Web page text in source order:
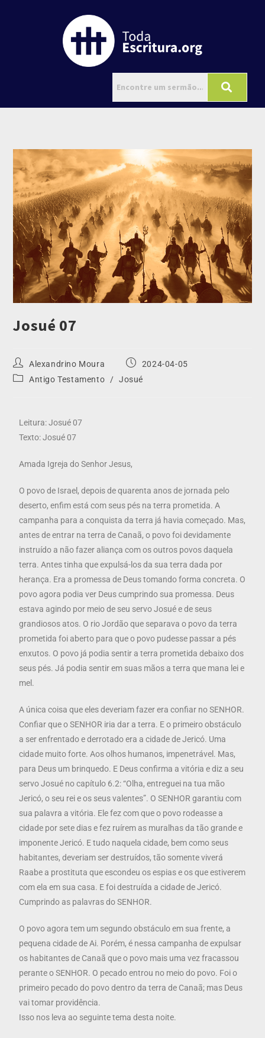
Josué 07
Alexandrino Moura
2024-04-05
Antigo Testamento
/ Josué
Leitura: Josué 07
Texto: Josué 07
Amada Igreja do Senhor Jesus,
O povo de Israel, depois de quarenta anos de jornada pelo
deserto, enfim está com seus pés na terra prometida. A
campanha para a conquista da terra já havia começado. Mas,
antes de entrar na terra de Canaã, o povo foi devidamente
instruído a não fazer aliança com os outros povos daquela
terra. Antes tinha que expulsá-los da sua terra dada por
herança. Era a promessa de Deus tomando forma concreta. O
povo agora podia ver Deus cumprindo sua promessa. Deus
estava agindo por meio de seu servo Josué e de seus
grandiosos atos. O rio Jordão que separava o povo da terra
prometida foi aberto para que o povo pudesse passar a pés
enxutos. O povo já podia sentir a terra prometida debaixo dos
seus pés. Já podia sentir em suas mãos a terra que mana lei e
mel.
A única coisa que eles deveriam fazer era confiar no SENHOR.
Confiar que o SENHOR iria dar a terra. E o primeiro obstáculo
a ser enfrentado e derrotado era a cidade de Jericó. Uma
cidade muito forte. Aos olhos humanos, impenetrável. Mas,
para Deus um brinquedo. E Deus confirma a vitória e diz a seu
servo Josué no capítulo 6.2: “Olha, entreguei na tua mão
Jericó, o seu rei e os seus valentes”. O SENHOR garantiu com
sua palavra a vitória. Ele fez com que o povo rodeasse a
cidade por sete dias e fez ruírem as muralhas da tão grande e
imponente Jericó. E tudo naquela cidade, bem como seus
habitantes, deveriam ser destruídos, tão somente viverá
Raabe a prostituta que escondeu os espias e os que estiverem
com ela em sua casa. E foi destruída a cidade de Jericó.
Cumprindo as palavras do SENHOR.
O povo agora tem um segundo obstáculo em sua frente, a
pequena cidade de Ai. Porém, é nessa campanha de expulsar
os habitantes de Canaã que o povo mais uma vez fracassou
perante o SENHOR. O pecado entrou no meio do povo. Foi o
primeiro pecado do povo dentro da terra de Canaã; mas Deus
vai tomar providência.
Isso nos leva ao seguinte tema desta noite.